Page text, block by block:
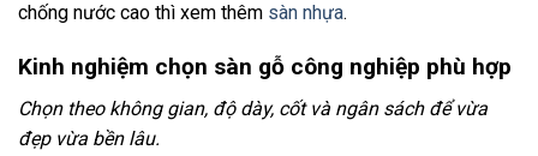
chống nước cao thì xem thêm sàn nhựa.
Kinh nghiệm chọn sàn gỗ công nghiệp phù hợp
Chọn theo không gian, độ dày, cốt và ngân sách để vừa
đẹp vừa bền lâu.